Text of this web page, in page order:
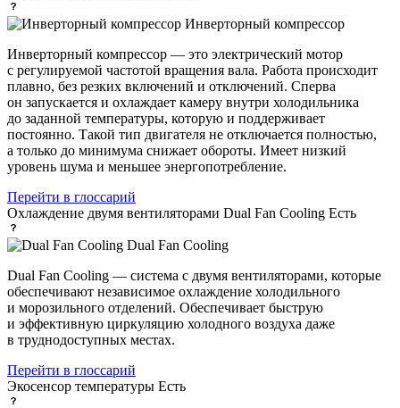
Инверторный компрессор
Инверторный компрессор — это электрический мотор
с регулируемой частотой вращения вала. Работа происходит
плавно, без резких включений и отключений. Сперва
он запускается и охлаждает камеру внутри холодильника
до заданной температуры, которую и поддерживает
постоянно. Такой тип двигателя не отключается полностью,
а только до минимума снижает обороты. Имеет низкий
уровень шума и меньшее энергопотребление.
Перейти в глоссарий
Охлаждение двумя вентиляторами Dual Fan Cooling Есть
Dual Fan Cooling
Dual Fan Cooling — система с двумя вентиляторами, которые
обеспечивают независимое охлаждение холодильного
и морозильного отделений. Обеспечивает быструю
и эффективную циркуляцию холодного воздуха даже
в труднодоступных местах.
Перейти в глоссарий
Экосенсор температуры Есть